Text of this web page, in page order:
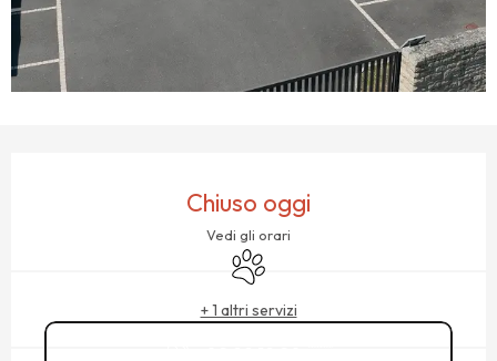
Chiuso oggi
Vedi gli orari
Animali ammessi
+ 1 altri servizi